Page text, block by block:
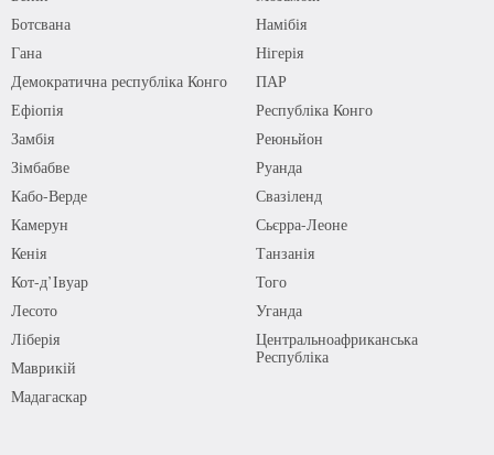
Ботсвана
Гана
Демократична республіка Конго
Ефіопія
Замбія
Зімбабве
Кабо-Верде
Камерун
Кенія
Кот-д’Івуар
Лесото
Ліберія
Маврикій
Мадагаскар
Намібія
Нігерія
ПАР
Республіка Конго
Реюньйон
Руанда
Свазіленд
Сьєрра-Леоне
Танзанія
Того
Уганда
Центральноафриканська
Республіка